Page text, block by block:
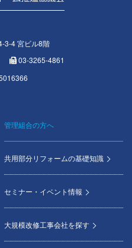
3-4 宮ビル8階
03-3265-4861
管理組合の方へ
共用部分リフォームの基礎知識
セミナー・イベント情報
大規模改修工事会社を探す